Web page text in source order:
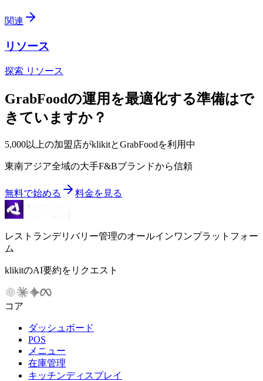
関連
リソース
探索 リソース
GrabFoodの運用を最適化する準備はで
きていますか？
5,000以上の加盟店がklikitとGrabFoodを利用中
東南アジア全域の大手F&Bブランドから信頼
無料で始める 料金を見る
レストランデリバリー管理のオールインワンプラットフォー
ム
klikitのAI要約をリクエスト
コア
ダッシュボード
POS
メニュー
在庫管理
キッチンディスプレイ